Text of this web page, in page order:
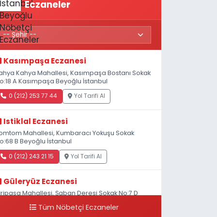
Eczaneler
Kasımpaşa Eczanesi
Kahya Mahallesi, Kasımpaşa Bostanı Sokak
A Kasımpaşa Beyoğlu İstanbul
0 (212) 253 77 44 Yol Tarifi Al
Istiklal Eczanesi
Mahallesi, Kumbaracı Yokuşu Sokak
B Beyoğlu İstanbul
0 (212) 243 21 15 Yol Tarifi Al
Güleryüz Eczanesi
Mahallesi, Şaban Deresi Sokak No:7 D
Tüm Nöbetçi Eczaneler